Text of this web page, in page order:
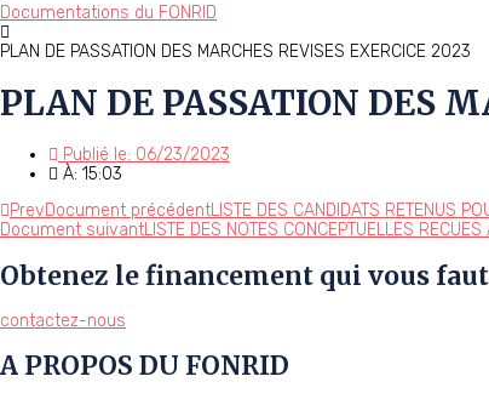
Documentations du FONRID
PLAN DE PASSATION DES MARCHES REVISES EXERCICE 2023
PLAN DE PASSATION DES
Publié le: 06/23/2023
À: 15:03
PrevDocument précédentLISTE DES CANDIDATS RETENUS
Document suivantLISTE DES NOTES CONCEPTUELLES
Obtenez le financement qui vous faut
contactez-nous
A PROPOS DU FONRID